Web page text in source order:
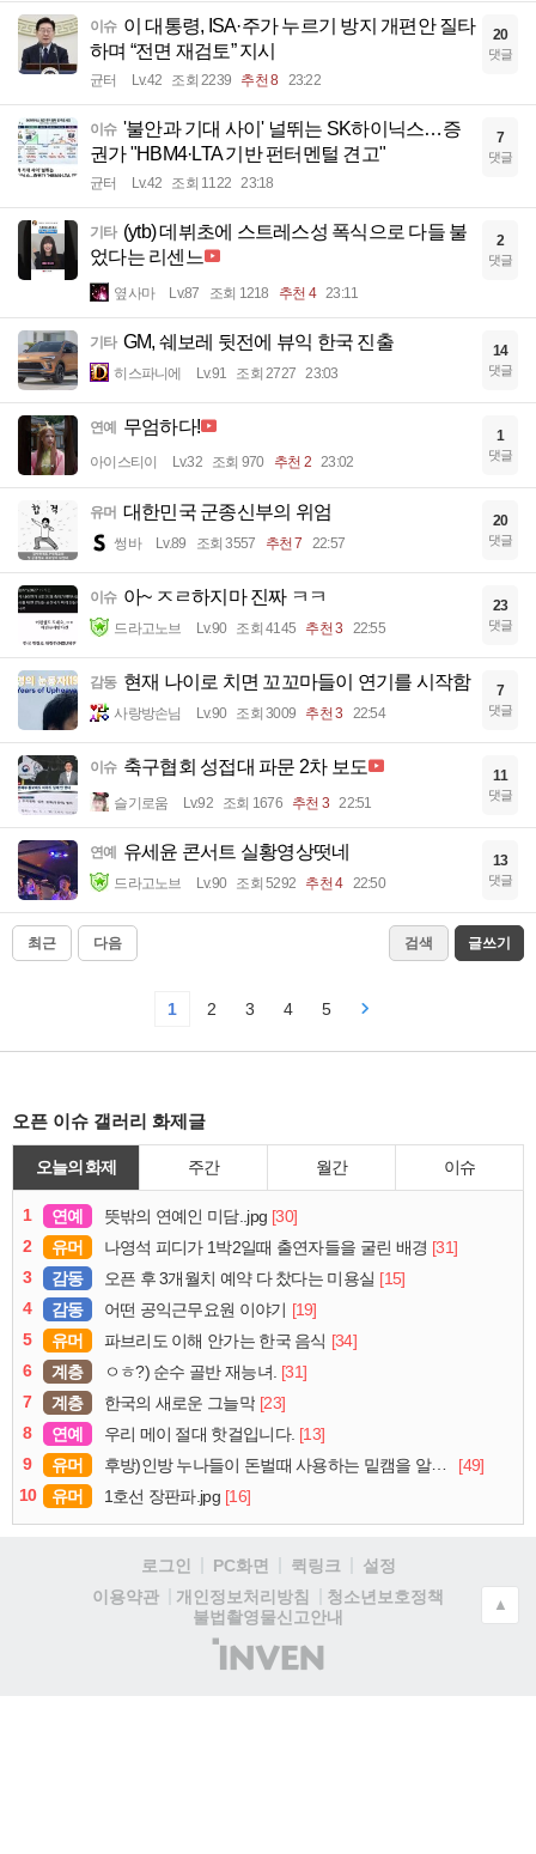
이슈 이 대통령, ISA·주가 누르기 방지 개편안 질타
하며 “전면 재검토” 지시
균터 Lv.42 조회 2239 추천 8 23:22
20
댓글
이슈 '불안과 기대 사이' 널뛰는 SK하이닉스…증
권가 "HBM4·LTA 기반 펀터멘털 견고"
균터 Lv.42 조회 1122 23:18
7
댓글
기타 (ytb) 데뷔초에 스트레스성 폭식으로 다들 불
었다는 리센느
옆사마 Lv.87 조회 1218 추천 4 23:11
2
댓글
기타 GM, 쉐보레 뒷전에 뷰익 한국 진출
히스파니에 Lv.91 조회 2727 23:03
14
댓글
연예 무엄하다!
아이스티이 Lv.32 조회 970 추천 2 23:02
1
댓글
유머 대한민국 군종신부의 위엄
썽바 Lv.89 조회 3557 추천 7 22:57
20
댓글
이슈 아~ ㅈㄹ하지마 진짜 ㅋㅋ
드라고노브 Lv.90 조회 4145 추천 3 22:55
23
댓글
감동 현재 나이로 치면 꼬꼬마들이 연기를 시작함
사랑방손님 Lv.90 조회 3009 추천 3 22:54
7
댓글
이슈 축구협회 성접대 파문 2차 보도
슬기로움 Lv.92 조회 1676 추천 3 22:51
11
댓글
연예 유세윤 콘서트 실황영상떳네
드라고노브 Lv.90 조회 5292 추천 4 22:50
13
댓글
최근 다음 검색 글쓰기
1 2 3 4 5
오픈 이슈 갤러리 화제글
오늘의 화제 주간 월간 이슈
1 연예 뜻밖의 연예인 미담..jpg [30]
2
유머 나영석 피디가 1박2일때 출연자들을 굴린 배경 [31]
3
감동 오픈 후 3개월치 예약 다 찼다는 미용실 [15]
4
감동 어떤 공익근무요원 이야기 [19]
5
유머 파브리도 이해 안가는 한국 음식 [34]
6
계층 ㅇㅎ?) 순수 골반 재능녀. [31]
7
계층 한국의 새로운 그늘막 [23]
8
연예 우리 메이 절대 핫걸입니다. [13]
9
유머 후방)인방 누나들이 돈벌때 사용하는 밑캠을 알아보자
[49]
10
유머 1호선 장판파.jpg [16]
로그인 PC화면 퀵링크
설정
이용약관
개인정보처리방침
청소년보호정책
불법촬영물신고안내
(주)
인
▲